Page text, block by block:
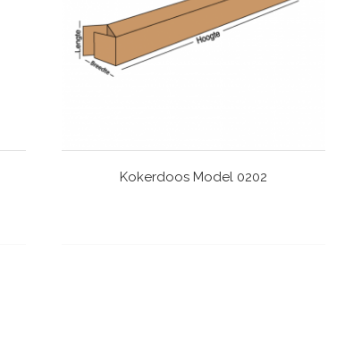
Kokerdoos Model 0202